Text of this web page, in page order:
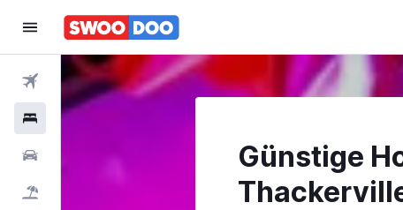
Flüge
Hotels
Günstige